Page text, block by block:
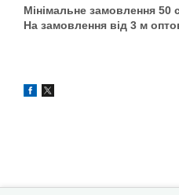
Мінімальне замовлення 50
На замовлення від 3 м